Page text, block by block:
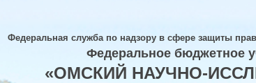
Федеральная служба по надзору в сфере защиты
Федеральное бюджетное
«ОМСКИЙ НАУЧНО-